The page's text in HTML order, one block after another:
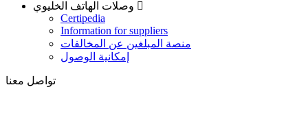
Certipedia
Information for suppliers
منصة المبلغين عن المخالفات
إمكانية الوصول
تواصل معنا